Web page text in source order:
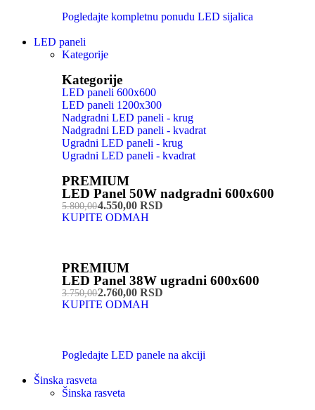
Pogledajte kompletnu ponudu LED sijalica
LED paneli
Kategorije
Kategorije
LED paneli 600x600
LED paneli 1200x300
Nadgradni LED paneli - krug
Nadgradni LED paneli - kvadrat
Ugradni LED paneli - krug
Ugradni LED paneli - kvadrat
PREMIUM
LED Panel 50W nadgradni 600x600
5.800,004.550,00 RSD
KUPITE ODMAH
PREMIUM
LED Panel 38W ugradni 600x600
3.750,002.760,00 RSD
KUPITE ODMAH
Pogledajte LED panele na akciji
Šinska rasveta
Šinska rasveta